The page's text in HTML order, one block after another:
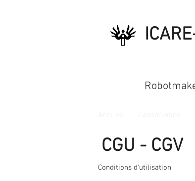
CGU - CGV
Conditions d'utilisation